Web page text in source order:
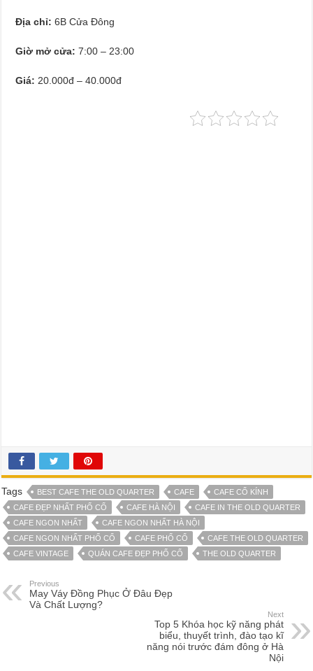
Địa chỉ: 6B Cửa Đông
Giờ mở cửa:7:00 – 23:00
Giá: 20.000đ – 40.000đ
Tags BEST CAFE THE OLD QUARTER CAFE
CAFE CỔ KÍNH
CAFE ĐẸP NHẤT PHỐ CỔ
CAFE HÀ NỘI
CAFE IN THE OLD QUARTER
CAFE NGON NHẤT
CAFE NGON NHẤT HÀ NỘI
CAFE NGON NHẤT PHỐ CỔ
CAFE PHỐ CỔ
CAFE THE OLD QUARTER
CAFE VINTAGE
QUÁN CAFE ĐẸP PHỐ CỔ THE OLD QUARTER
Previous
May Váy Đồng Phục Ở Đâu Đẹp
Và Chất Lượng?
Next
Top 5 Khóa học kỹ năng phát
biểu, thuyết trình, đào tạo kĩ
năng nói trước đám đông ở Hà
Nội